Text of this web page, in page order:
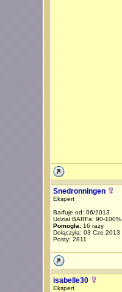
Snedronningen
Ekspert
Barfuje od: 06/2013
Udział BARFa: 90-100%
Pomogła:16 razy
Dołączyła: 03 Cze 2013
Posty: 2811
isabelle30
Ekspert